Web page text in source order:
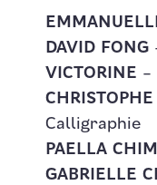
DAVID FONG
VICTORINE –
CHRISTOPHE
Calligraphie
PAELLA
GABRIELLE